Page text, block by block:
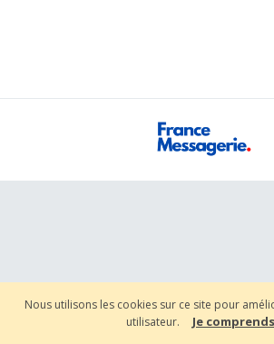
Nous utilisons les cookies sur ce site pour
utilisateur.
Je comprends